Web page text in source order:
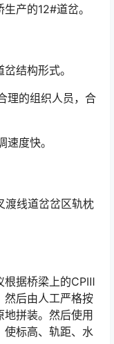
产的12#道岔。󠅅󠅃󠄵󠅂󠄪󠇖󠆨󠆨󠇕󠆞󠆒󠅬󠇘󠆭󠆘󠇙󠆝󠅵󠇗󠆭󠆁󠄐󠇗󠅹󠅸󠇖󠆍󠅳󠇖󠅹󠅰󠇖󠆌󠅹
结构形式。
理的组织人员，合
度快。
渡线道岔岔区轨枕
根据桥梁上的CPⅢ
然后由人工严格按
拼装。然后使用
使标高、轨距、水